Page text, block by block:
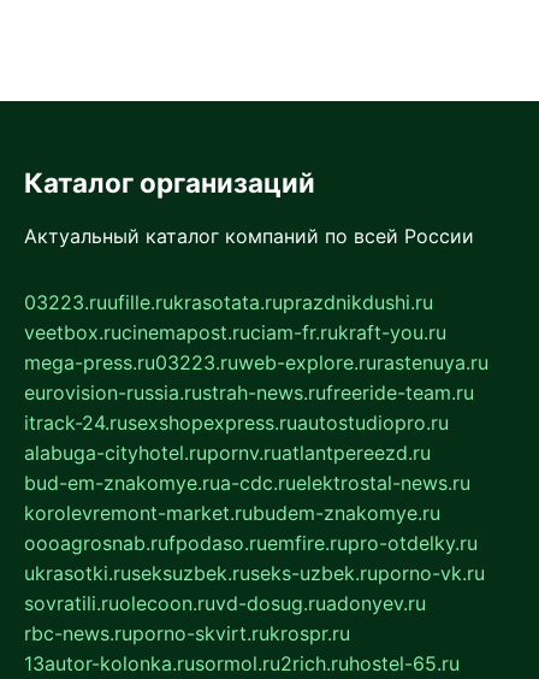
Каталог организаций
Актуальный каталог компаний по всей России
03223.ruufille.rukrasotata.ruprazdnikdushi.ru
veetbox.rucinemapost.ruciam-fr.rukraft-you.ru
mega-press.ru03223.ruweb-explore.rurastenuya.ru
eurovision-russia.rustrah-news.rufreeride-team.ru
itrack-24.rusexshopexpress.ruautostudiopro.ru
alabuga-cityhotel.rupornv.ruatlantpereezd.ru
bud-em-znakomye.rua-cdc.ruelektrostal-news.ru
korolevremont-market.rubudem-znakomye.ru
oooagrosnab.rufpodaso.ruemfire.rupro-otdelky.ru
ukrasotki.ruseksuzbek.ruseks-uzbek.ruporno-vk.ru
sovratili.ruolecoon.ruvd-dosug.ruadonyev.ru
rbc-news.ruporno-skvirt.rukrospr.ru
13autor-kolonka.rusormol.ru2rich.ruhostel-65.ru